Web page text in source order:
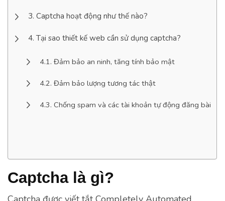
Captcha hoạt động như thế nào?
Tại sao thiết kế web cần sử dụng captcha?
Đảm bảo an ninh, tăng tính bảo mật
Đảm bảo lượng tương tác thật
Chống spam và các tài khoản tự động đăng bài
Captcha là gì?